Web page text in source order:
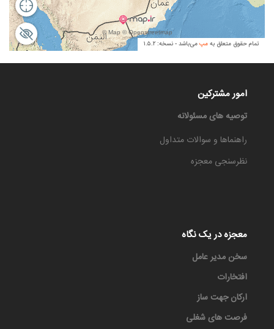
امور مشترکین
توصیه های مسئولانه
راهنماها و سوالات متداول
نظرسنجی معجزه
معجزه در یک نگاه
سخن مدیر عامل
افتخارات
ارکان جهت ساز
فرصت های شغلی